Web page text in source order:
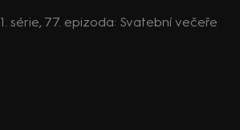
1. série, 77. epizoda: Svatební večeře